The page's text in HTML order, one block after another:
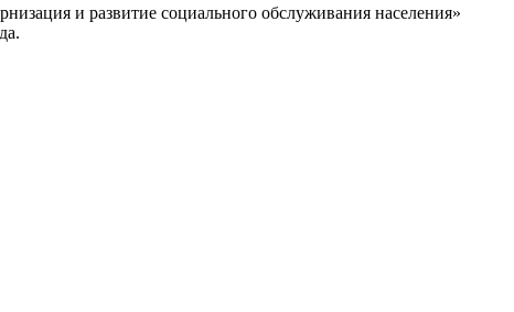
и развитие социального обслуживания населения»